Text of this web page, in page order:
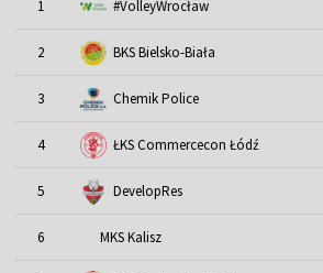
1 #VolleyWrocław
2 BKS Bielsko-Biała
3 Chemik Police
4 ŁKS Commercecon Łódź
5 DevelopRes
6 MKS Kalisz